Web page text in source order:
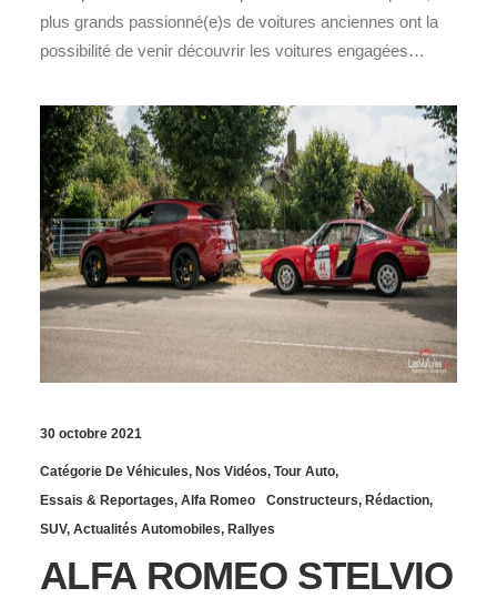
plus grands passionné(e)s de voitures anciennes ont la
possibilité de venir découvrir les voitures engagées…
30 octobre 2021
Catégorie De Véhicules, Nos Vidéos, Tour Auto,
Essais & Reportages, Alfa Romeo Constructeurs, Rédaction,
SUV, Actualités Automobiles, Rallyes
ALFA ROMEO STELVIO